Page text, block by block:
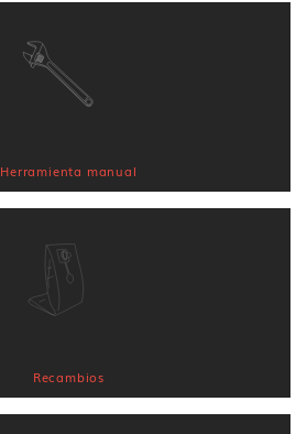
Herramienta manual
Recambios